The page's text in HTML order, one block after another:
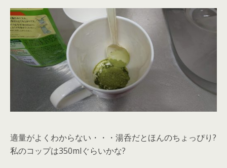
適量がよくわからない・・・湯呑だとほんのちょっぴり?
私のコップは350mlぐらいかな?